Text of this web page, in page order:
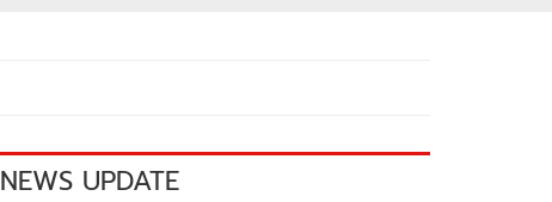
NEWS UPDATE